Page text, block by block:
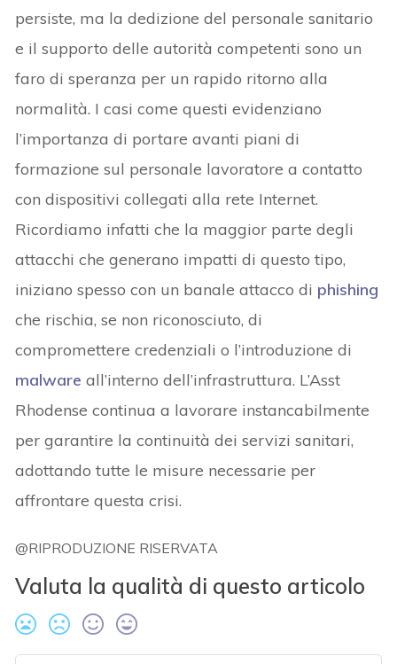
persiste, ma la dedizione del personale sanitario
e il supporto delle autorità competenti sono un
faro di speranza per un rapido ritorno alla
normalità. I casi come questi evidenziano
l’importanza di portare avanti piani di
formazione sul personale lavoratore a contatto
con dispositivi collegati alla rete Internet.
Ricordiamo infatti che la maggior parte degli
attacchi che generano impatti di questo tipo,
iniziano spesso con un banale attacco di phishing
che rischia, se non riconosciuto, di
compromettere credenziali o l’introduzione di
malware all’interno dell’infrastruttura. L’Asst
Rhodense continua a lavorare instancabilmente
per garantire la continuità dei servizi sanitari,
adottando tutte le misure necessarie per
affrontare questa crisi.
@RIPRODUZIONE RISERVATA
Valuta la qualità di questo articolo